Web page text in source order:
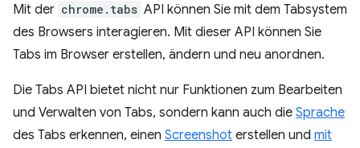
Mit der chrome.tabs API können Sie mit dem Tabsystem
des Browsers interagieren. Mit dieser API können Sie
Tabs im Browser erstellen, ändern und neu anordnen.
Die Tabs API bietet nicht nur Funktionen zum Bearbeiten
und Verwalten von Tabs, sondern kann auch die Sprache
des Tabs erkennen, einen Screenshot erstellen und mit